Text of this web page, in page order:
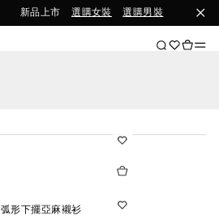
新品上市 選購女裝 選購男裝
弧形下擺亞麻襯衫